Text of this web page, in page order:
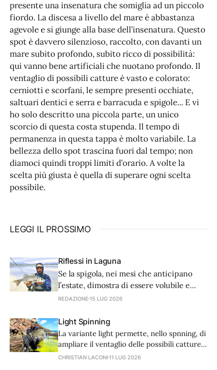
presente una insenatura che somiglia ad un piccolo
fiordo. La discesa a livello del mare è abbastanza
agevole e si giunge alla base dell’insenatura. Questo
spot è davvero silenzioso, raccolto, con davanti un
mare subito profondo, subito ricco di possibilità:
qui vanno bene artificiali che nuotano profondo. Il
ventaglio di possibili catture è vasto e colorato:
cerniotti e scorfani, le sempre presenti occhiate,
saltuari dentici e serra e barracuda e spigole... E vi
ho solo descritto una piccola parte, un unico
scorcio di questa costa stupenda. Il tempo di
permanenza in questa tappa è molto variabile. La
bellezza dello spot trascina fuori dal tempo; non
diamoci quindi troppi limiti d’orario. A volte la
scelta più giusta è quella di superare ogni scelta
possibile.
LEGGI IL PROSSIMO
Riflessi in Laguna
Se la spigola, nei mesi che anticipano
l’estate, dimostra di essere volubile e
lunatica, noi non dobbiamo esser da
nostra tecnica. Ecco come affronta una
giornata di spinning alla spigola Sergio
Tarantola, appassionato e esperto di
questa tecnica.
REDAZIONE 15 LUG 2026
Light Spinning
La variante light permette, nello spnning, di
ampliare il ventaglio delle possibili catture
in modo quasi infinito, rendendo questo
CHRISTIAN LACONI 11 LUG 2026